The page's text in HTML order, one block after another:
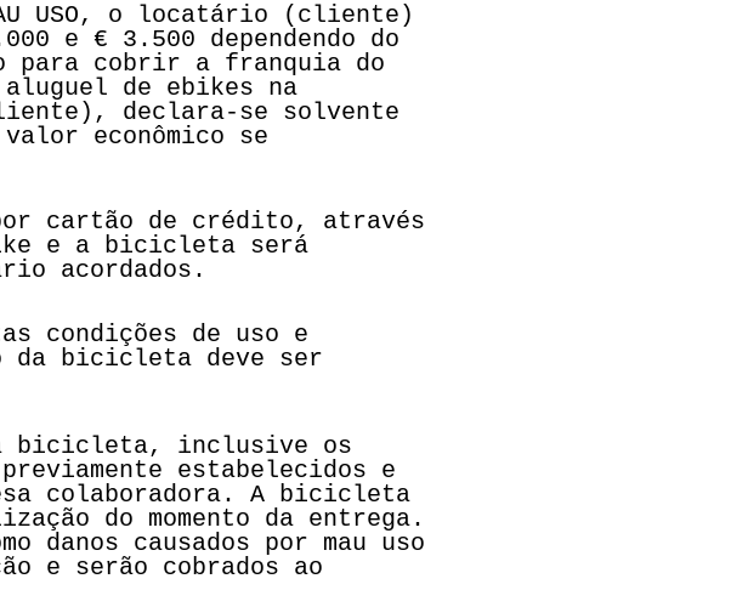
USO, o locatário (cliente)
e € 3.500 dependendo do
para cobrir a franquia do
de ebikes na
declara-se solvente
econômico se
cartão de crédito, através
e a bicicleta será
acordados.
condições de uso e
da bicicleta deve ser
a bicicleta, inclusive os
estabelecidos e
colaboradora. A bicicleta
do momento da entrega.
danos causados por mau uso
e serão cobrados ao